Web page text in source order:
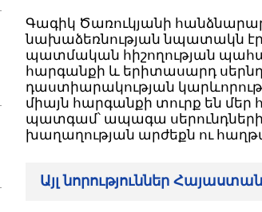
Գագիկ Ծառուկյանի
նախաձեռնության նպատակն էր
պատմական հիշողության
հարգանքի և երիտասարդ
դաստիարակության
միայն հարգանքի տուրք են մեր
պատգամ՝ ապագա
խաղաղության արժեքն ու
Այլ նորություններ